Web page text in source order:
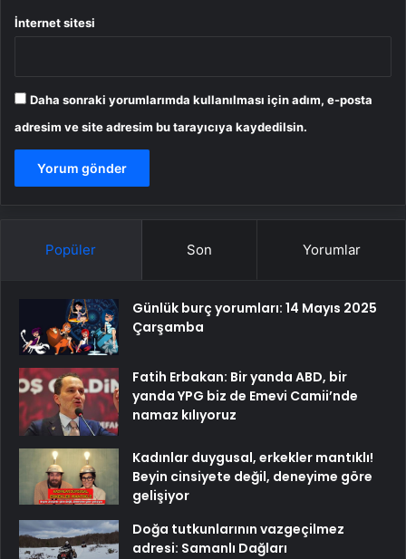
İnternet sitesi
Daha sonraki yorumlarımda kullanılması için adım, e-posta
adresim ve site adresim bu tarayıcıya kaydedilsin.
Popüler Son Yorumlar
Günlük burç yorumları: 14 Mayıs 2025
Çarşamba
Fatih Erbakan: Bir yanda ABD, bir
yanda YPG biz de Emevi Camii’nde
namaz kılıyoruz
Kadınlar duygusal, erkekler mantıklı!
Beyin cinsiyete değil, deneyime göre
gelişiyor
Doğa tutkunlarının vazgeçilmez
adresi: Samanlı Dağları